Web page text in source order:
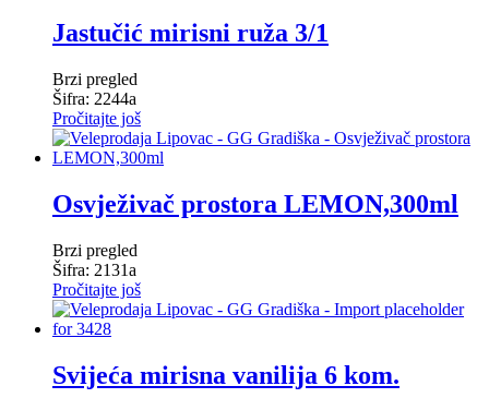
Jastučić mirisni ruža 3/1
Brzi pregled
Šifra: 2244a
Pročitajte još
Osvježivač prostora LEMON,300ml
Brzi pregled
Šifra: 2131a
Pročitajte još
Svijeća mirisna vanilija 6 kom.